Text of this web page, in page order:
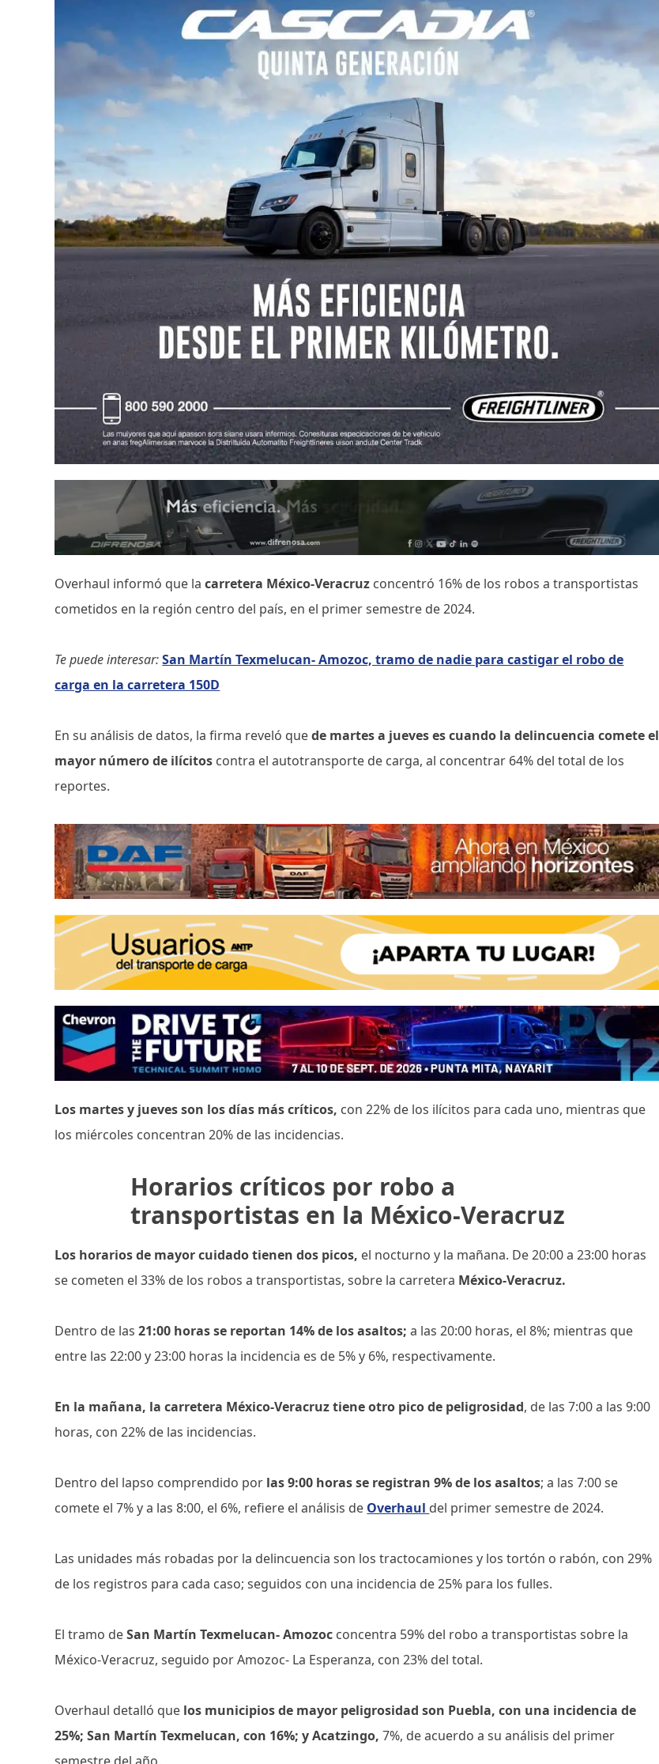
Overhaul informó que lacarretera México-Veracruz concentró 16% de los robos a transportistas
cometidos en la región centro del país, en el primer semestre de 2024.
Te puede interesar:San Martín Texmelucan- Amozoc, tramo de nadie para castigar el robo de
carga en la carretera 150D
En su análisis de datos, la firma reveló quede martes a jueves es cuando la delincuencia comete el
mayor número de ilícitos contra el autotransporte de carga, al concentrar 64% del total de los
reportes.
Los martes y jueves son los días más críticos, con 22% de los ilícitos para cada uno, mientras que
los miércoles concentran 20% de las incidencias.
Horarios críticos por robo a
transportistas en la México-Veracruz
Los horarios de mayor cuidado tienen dos picos, el nocturno y la mañana. De 20:00 a 23:00 horas
se cometen el 33% de los robos a transportistas, sobre la carretera México-Veracruz.
Dentro de las21:00 horas se reportan 14% de los asaltos;a las 20:00 horas, el 8%; mientras que
entre las 22:00 y 23:00 horas la incidencia es de 5% y 6%, respectivamente.
En la mañana, la carretera México-Veracruz tiene otro pico de peligrosidad, de las 7:00 a las 9:00
horas, con 22% de las incidencias.
Dentro del lapso comprendido por las 9:00 horas se registran 9% de los asaltos; a las 7:00 se
comete el 7% y a las 8:00, el 6%, refiere el análisis de Overhaul del primer semestre de 2024.
Las unidades más robadas por la delincuencia son los tractocamiones y los tortón o rabón, con 29%
de los registros para cada caso; seguidos con una incidencia de 25% para los fulles.
El tramo deSan Martín Texmelucan- Amozoc concentra 59% del robo a transportistas sobre la
México-Veracruz, seguido por Amozoc- La Esperanza, con 23% del total.
Overhaul detalló que los municipios de mayor peligrosidad son Puebla, con una incidencia de
25%; San Martín Texmelucan, con 16%; y Acatzingo, 7%, de acuerdo a su análisis del primer